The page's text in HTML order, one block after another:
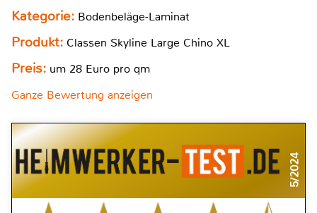
Kategorie: Bodenbeläge-Laminat
Produkt: Classen Skyline Large Chino XL
Preis: um 28 Euro pro qm
Ganze Bewertung anzeigen
5/2024